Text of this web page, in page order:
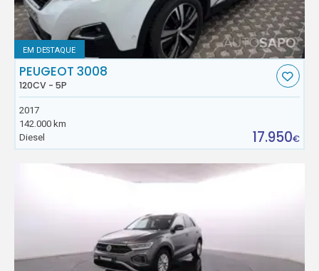
EM DESTAQUE
PEUGEOT 3008
120CV - 5P
2017
142.000 km
Diesel
17.950€